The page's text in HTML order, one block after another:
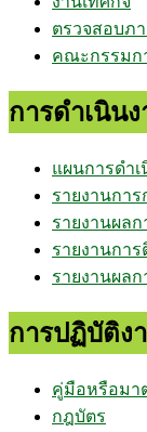
ตรวจสอบภ
คณะกรรมก
การดำเนิน
แผนการดำ
รายงานกา
รายงานผลก
รายงานกา
รายงานผล
การปฏิบัติง
คู่มือหรือมา
กฎบัตร